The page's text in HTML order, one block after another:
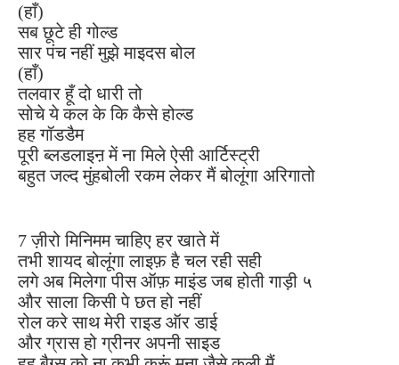
(हाँ)
सब छूटे ही गोल्ड
सार पंच नहीं मुझे माइदस बोल
(हाँ)
तलवार हूँ दो धारी तो
सोचे ये कल के कि कैसे होल्ड
हह गॉडडैम
पूरी ब्लडलाइऩ में ना मिले ऐसी आर्टिस्ट्री
बहुत जल्द मुंहबोली रकम लेकर मैं बोलूंगा अरिगातो
7 ज़ीरो मिनिमम चाहिए हर खाते में
तभी शायद बोलूंगा लाइफ़ है चल रही सही
लगे अब मिलेगा पीस ऑफ़ माइंड जब होती गाड़ी ५
और साला किसी पे छत हो नहीं
रोल करे साथ मेरी राइड ऑर डाई
और ग्रास हो ग्रीनर अपनी साइड